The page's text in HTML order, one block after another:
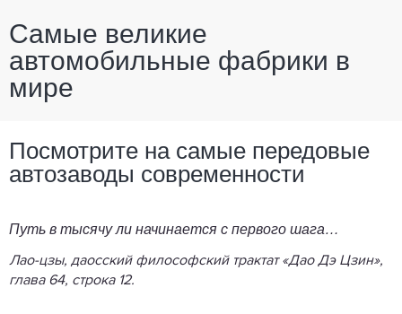
Самые великие
автомобильные фабрики в
мире
Посмотрите на самые передовые
автозаводы современности
Путь в тысячу ли начинается с первого шага…
Лао-цзы, даосский философский трактат «Дао Дэ Цзин»,
глава 64, строка 12.